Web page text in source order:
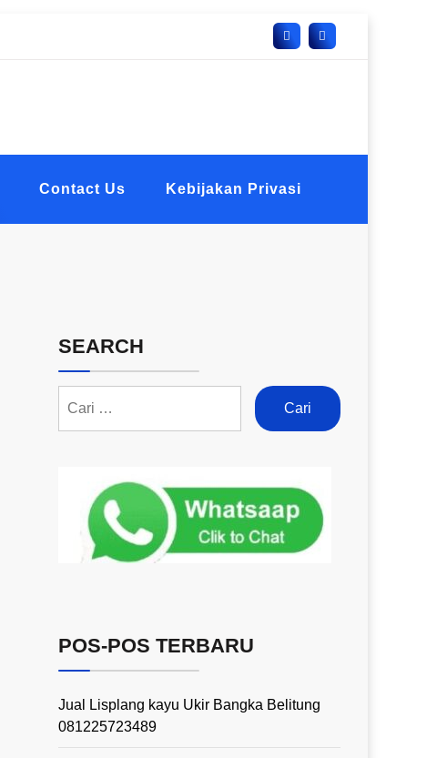
Contact Us Kebijakan Privasi
SEARCH
POS-POS TERBARU
Jual Lisplang kayu Ukir Bangka Belitung
081225723489